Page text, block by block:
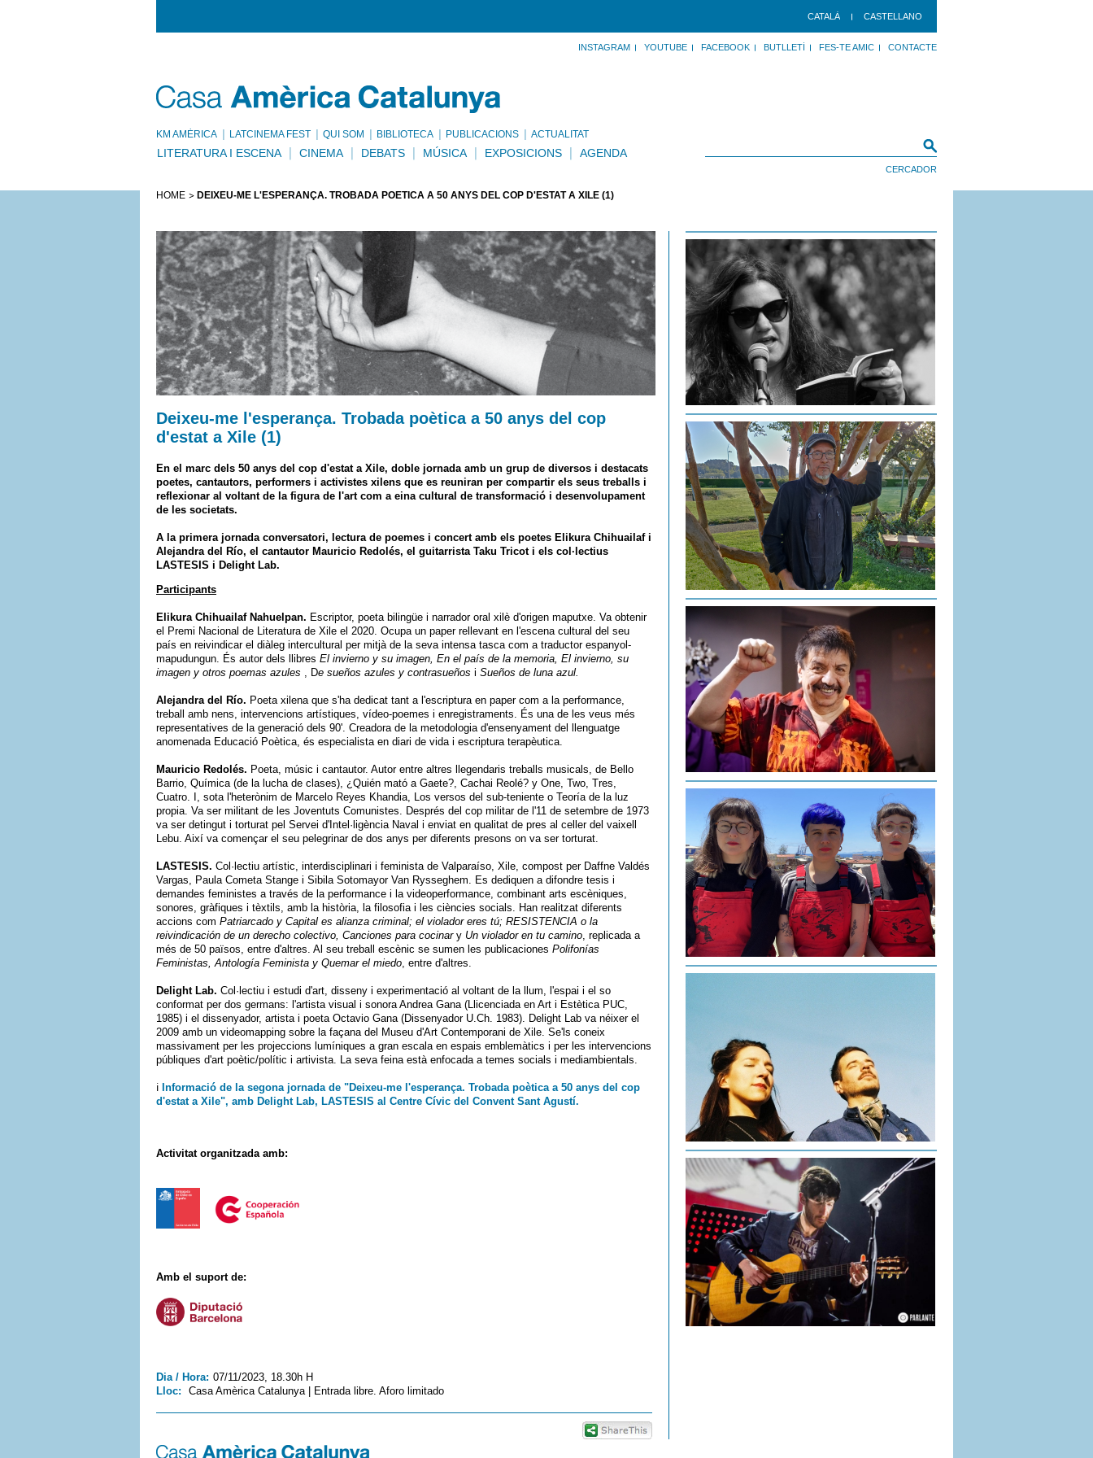
CATALÀ CASTELLANO
INSTAGRAM YOUTUBE FACEBOOK BUTLLETÍ FES-TE AMIC CONTACTE
KM AMÈRICA LATCINEMA FEST QUI SOM BIBLIOTECA PUBLICACIONS ACTUALITAT
LITERATURA I ESCENA CINEMA DEBATS MÚSICA EXPOSICIONS AGENDA
HOME DEIXEU-ME L'ESPERANÇA. TROBADA POÈTICA A 50 ANYS DEL COP D'ESTAT A XILE (1)
Deixeu-me l'esperança. Trobada poètica a 50 anys del cop
d'estat a Xile (1)
En el marc dels 50 anys del cop d'estat a Xile, doble jornada amb un grup de diversos i destacats
poetes, cantautors, performers i activistes xilens que es reuniran per compartir els seus treballs i
reflexionar al voltant de la figura de l'art com a eina cultural de transformació i desenvolupament
de les societats.
A la primera jornada conversatori, lectura de poemes i concert amb els poetes Elikura Chihuailaf i
Alejandra del Río, el cantautor Mauricio Redolés, el guitarrista Taku Tricot i els col·lectius
LASTESIS i Delight Lab.
Participants
Elikura Chihuailaf Nahuelpan. Escriptor, poeta bilingüe i narrador oral xilè d'origen maputxe. Va obtenir
el Premi Nacional de Literatura de Xile el 2020. Ocupa un paper rellevant en l'escena cultural del seu
país en reivindicar el diàleg intercultural per mitjà de la seva intensa tasca com a traductor espanyol-
mapudungun. És autor dels llibres El invierno y su imagen, En el país de la memoria, El invierno, su
imagen y otros poemas azules , De sueños azules y contrasueños i Sueños de luna azul.
Alejandra del Río. Poeta xilena que s'ha dedicat tant a l'escriptura en paper com a la performance,
treball amb nens, intervencions artístiques, vídeo-poemes i enregistraments. És una de les veus més
representatives de la generació dels 90'. Creadora de la metodologia d'ensenyament del llenguatge
anomenada Educació Poètica, és especialista en diari de vida i escriptura terapèutica.
Mauricio Redolés. Poeta, músic i cantautor. Autor entre altres llegendaris treballs musicals, de Bello
Barrio, Química (de la lucha de clases), ¿Quién mató a Gaete?, Cachai Reolé? y One, Two, Tres,
Cuatro. I, sota l'heterònim de Marcelo Reyes Khandia, Los versos del sub-teniente o Teoría de la luz
propia. Va ser militant de les Joventuts Comunistes. Després del cop militar de l'11 de setembre de 1973
va ser detingut i torturat pel Servei d'Intel·ligència Naval i enviat en qualitat de pres al celler del vaixell
Lebu. Així va començar el seu pelegrinar de dos anys per diferents presons on va ser torturat.
LASTESIS. Col·lectiu artístic, interdisciplinari i feminista de Valparaíso, Xile, compost per Daffne Valdés
Vargas, Paula Cometa Stange i Sibila Sotomayor Van Rysseghem. Es dediquen a difondre tesis i
demandes feministes a través de la performance i la videoperformance, combinant arts escèniques,
sonores, gràfiques i tèxtils, amb la història, la filosofia i les ciències socials. Han realitzat diferents
accions com Patriarcado y Capital es alianza criminal; el violador eres tú; RESISTENCIA o la
reivindicación de un derecho colectivo, Canciones para cocinary Un violador en tu camino, replicada a
més de 50 països, entre d'altres. Al seu treball escènic se sumen les publicaciones Polifonías
Feministas, Antología Feminista y Quemar el miedo, entre d'altres.
Delight Lab. Col·lectiu i estudi d'art, disseny i experimentació al voltant de la llum, l'espai i el so
conformat per dos germans: l'artista visual i sonora Andrea Gana (Llicenciada en Art i Estètica PUC,
1985) i el dissenyador, artista i poeta Octavio Gana (Dissenyador U.Ch. 1983). Delight Lab va néixer el
2009 amb un videomapping sobre la façana del Museu d'Art Contemporani de Xile. Se'ls coneix
massivament per les projeccions lumíniques a gran escala en espais emblemàtics i per les intervencions
públiques d'art poètic/polític i artivista. La seva feina està enfocada a temes socials i mediambientals.
ℹ️​ Informació de la segona jornada de "Deixeu-me l'esperança. Trobada poètica a 50 anys del cop
d'estat a Xile", amb Delight Lab, LASTESIS al Centre Cívic del Convent Sant Agustí.
Activitat organitzada amb:
Amb el suport de:
Dia / Hora: 07/11/2023, 18.30h H
Lloc:
Casa Amèrica Catalunya | Entrada libre. Aforo limitado